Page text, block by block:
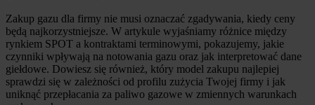
Zakup gazu dla firmy nie musi oznaczać zgadywania, kiedy ceny
będą najkorzystniejsze. W artykule wyjaśniamy różnice między
rynkiem SPOT a kontraktami terminowymi, pokazujemy, jakie
czynniki wpływają na notowania gazu oraz jak interpretować dane
giełdowe. Dowiesz się również, który model zakupu najlepiej
sprawdzi się w zależności od profilu zużycia Twojej firmy i jak
uniknąć przepłacania za paliwo gazowe w zmiennych warunkach